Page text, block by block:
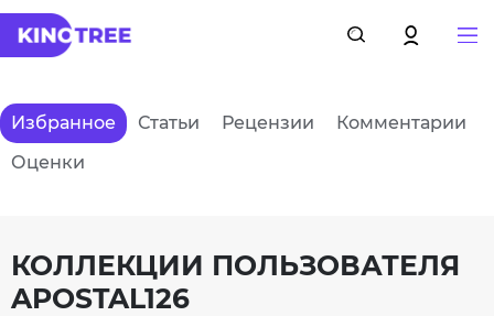
Избранное Статьи Рецензии
Комментарии
Оценки
КОЛЛЕКЦИИ ПОЛЬЗОВАТЕЛЯ
APOSTAL126